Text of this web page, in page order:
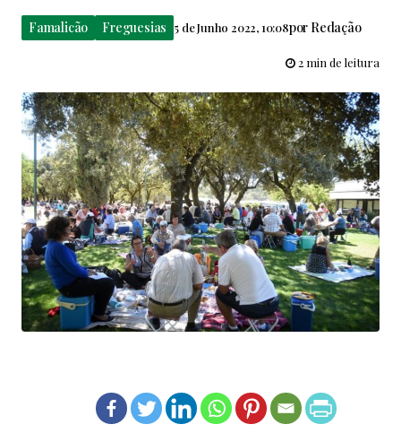
Famalicão Freguesias 5 de Junho 2022, 10:08por Redação
2 min de leitura